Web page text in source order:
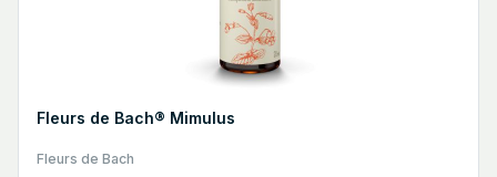
Fleurs de Bach® Mimulus
Fleurs de Bach